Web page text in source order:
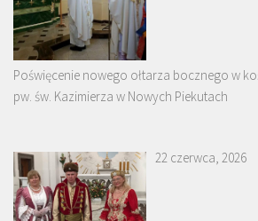
Poświęcenie nowego ołtarza bocznego w
pw. św. Kazimierza w Nowych Piekutach
22 czerwca, 2026